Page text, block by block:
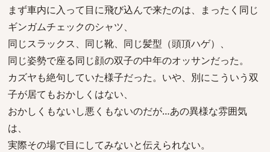
まず車内に入って目に飛び込んで来たのは、まったく同じ
ギンガムチェックのシャツ、
同じスラックス、同じ靴、同じ髪型（頭頂ハゲ）、
同じ姿勢で座る同じ顔の双子の中年のオッサンだった。
カズヤも絶句していた様子だった。いや、別にこういう双
子が居てもおかしくはない、
おかしくもないし悪くもないのだが…あの異様な雰囲気
は、
実際その場で目にしてみないと伝えられない。